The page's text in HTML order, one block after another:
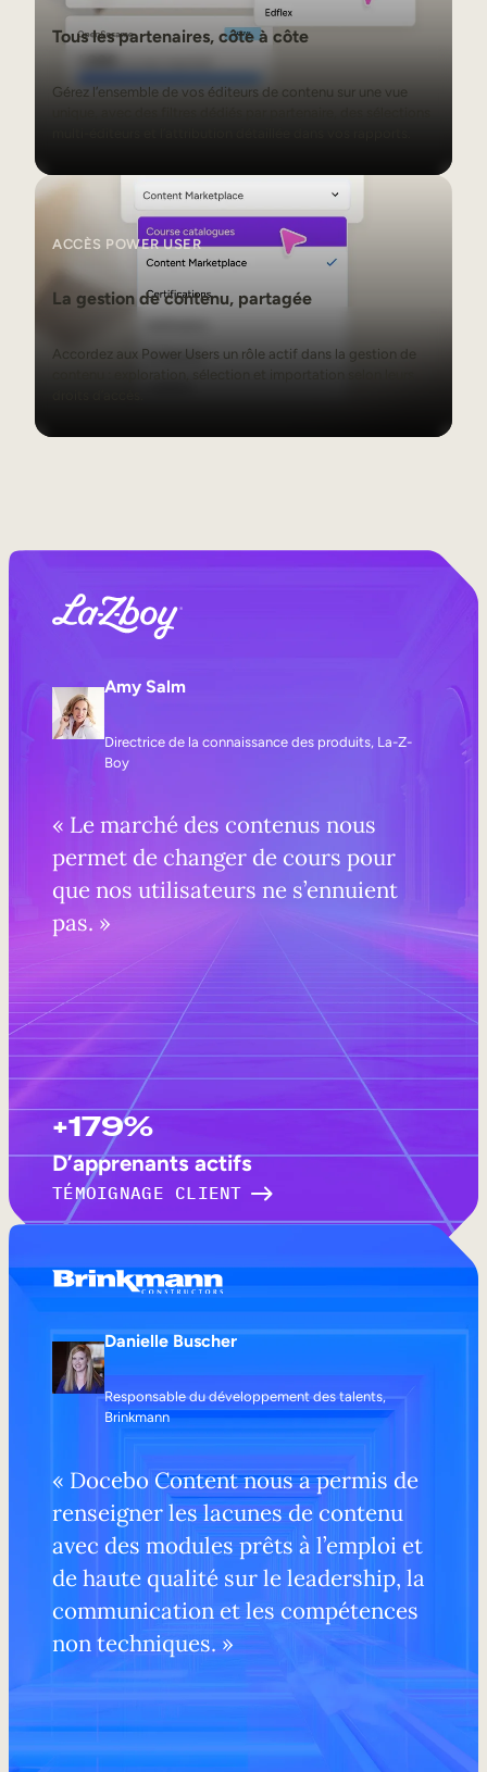
Tous les partenaires, côte à côte
Gérez l’ensemble de vos éditeurs de contenu sur une vue
ACCÈS POWER USER
La gestion de contenu, partagée
Accordez aux Power Users un rôle actif dans la gestion de
contenu : exploration, sélection et importation selon leurs
Amy Salm
Directrice de la connaissance des produits, La-Z-
Boy
« Le marché des contenus nous
permet de changer de cours pour
que nos utilisateurs ne s’ennuient
pas. »
+179%
D’apprenants actifs
TÉMOIGNAGE CLIENT
Danielle Buscher
Responsable du développement des talents,
Brinkmann
« Docebo Content nous a permis de
renseigner les lacunes de contenu
avec des modules prêts à l’emploi et
de haute qualité sur le leadership, la
communication et les compétences
non techniques. »